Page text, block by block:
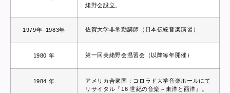
緒野会設立。
1979年–1983年 佐賀大学非常勤講師（日本伝統音楽演習）
1980 年 第一回美緒野会温習会（以降毎年開催）
1984 年
アメリカ合衆国：コロラド大学音楽ホールにて
リサイタル『16 世紀の音楽～東洋と西洋』。